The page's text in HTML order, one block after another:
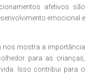
afetivos são
emocional e
nos mostra a importância
para as crianças,
Isso contribui para o